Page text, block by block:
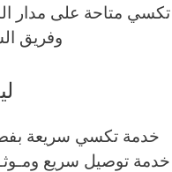
تكسي متاحة على مدار
وفريق
خدمة تكسي سريعة
خدمة توصيل سريع